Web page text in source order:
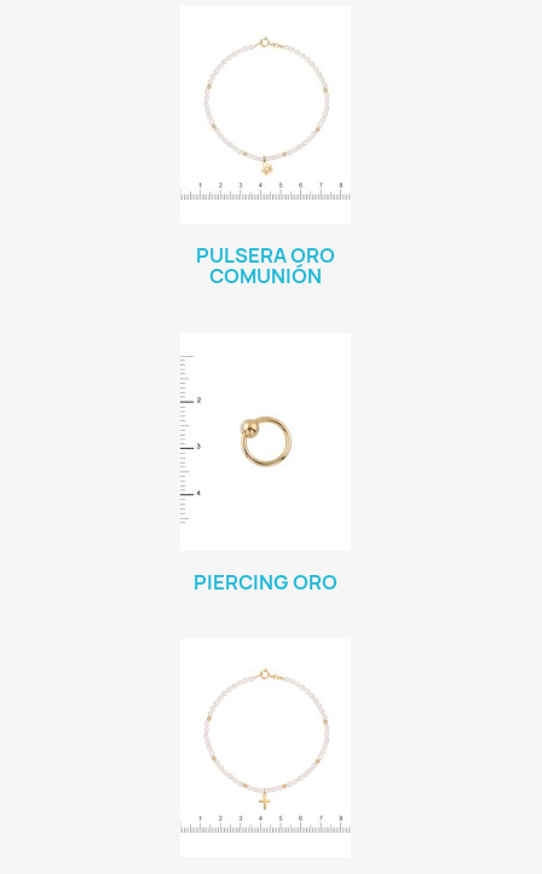
PULSERA ORO
COMUNIÓN
PIERCING ORO